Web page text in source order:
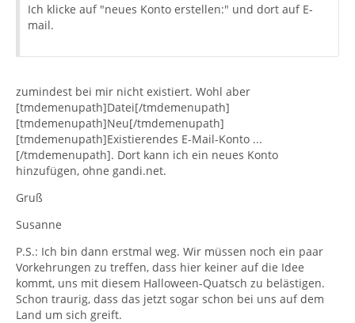
Ich klicke auf "neues Konto erstellen:" und dort auf E-
mail.
zumindest bei mir nicht existiert. Wohl aber
[tmdemenupath]Datei[/tmdemenupath]
[tmdemenupath]Neu[/tmdemenupath]
[tmdemenupath]Existierendes E-Mail-Konto ...
[/tmdemenupath]. Dort kann ich ein neues Konto
hinzufügen, ohne gandi.net.
Gruß
Susanne
P.S.: Ich bin dann erstmal weg. Wir müssen noch ein paar
Vorkehrungen zu treffen, dass hier keiner auf die Idee
kommt, uns mit diesem Halloween-Quatsch zu belästigen.
Schon traurig, dass das jetzt sogar schon bei uns auf dem
Land um sich greift.